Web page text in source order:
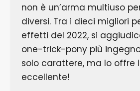
non è un’arma multiuso
diversi. Tra i dieci migliori
effetti del 2022, si
one-trick-pony più
solo carattere, ma lo offre
eccellente!